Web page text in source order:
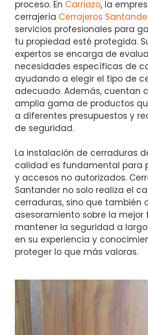
proceso. En Carriazo, la
cerrajería Cerrajeros
servicios profesionales para
tu propiedad esté protegida.
expertos se encarga de
necesidades específicas de
ayudando a elegir el tipo de
adecuado. Además, cuentan
amplia gama de productos
a diferentes presupuestos y
de seguridad.
La instalación de cerraduras
calidad es fundamental para
y accesos no autorizados.
Santander no solo realiza el
cerraduras, sino que también
asesoramiento sobre la mejor
mantener la seguridad a
en su experiencia y
proteger lo que más valoras.